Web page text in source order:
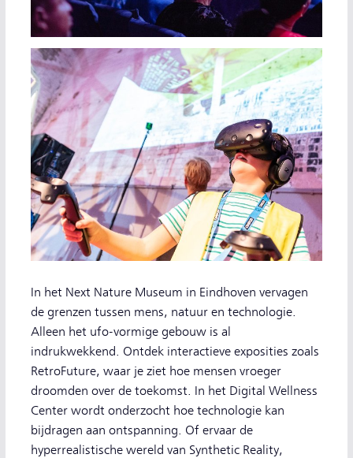
In het Next Nature Museum in Eindhoven vervagen
de grenzen tussen mens, natuur en technologie.
Alleen het ufo-vormige gebouw is al
indrukwekkend. Ontdek interactieve exposities zoals
RetroFuture, waar je ziet hoe mensen vroeger
droomden over de toekomst. In het Digital Wellness
Center wordt onderzocht hoe technologie kan
bijdragen aan ontspanning. Of ervaar de
hyperrealistische wereld van Synthetic Reality,